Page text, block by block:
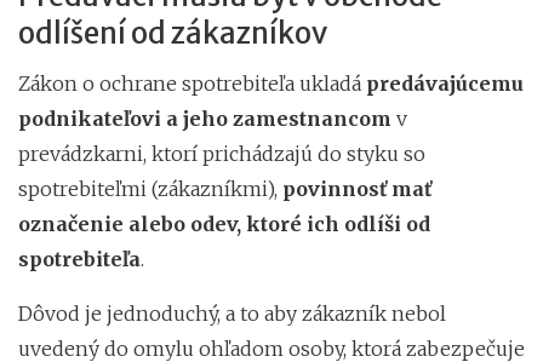
odlíšení od zákazníkov
Zákon o ochrane spotrebiteľa ukladá predávajúcemu
podnikateľovi a jeho zamestnancom v
prevádzkarni, ktorí prichádzajú do styku so
spotrebiteľmi (zákazníkmi), povinnosť mať
označenie alebo odev, ktoré ich odlíši od
spotrebiteľa.
Dôvod je jednoduchý, a to aby zákazník nebol
uvedený do omylu ohľadom osoby, ktorá zabezpečuje